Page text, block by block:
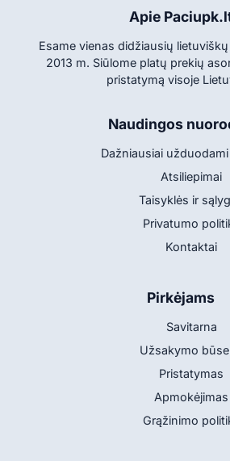
Apie
Esame vienas didžiausių
2013 m. Siūlome platų prekių
pristatymą visoje
Naudingos
Dažniausiai
Atsiliepimai
Taisyklės ir
Privatumo
Kontaktai
Pirkėjams
Savitarna
Užsakymo
Pristatymas
Apmokėjimas
Grąžinimo